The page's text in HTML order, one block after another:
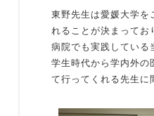
東野先生は愛媛大学を
れることが決まってお
病院でも実践している
学生時代から学内外の
て行ってくれる先生に